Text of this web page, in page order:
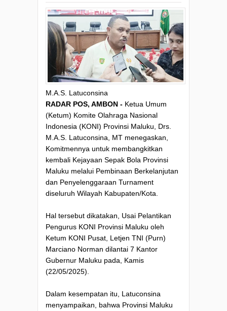
M.A.S. Latuconsina
RADAR POS, AMBON - Ketua Umum
(Ketum) Komite Olahraga Nasional
Indonesia (KONI) Provinsi Maluku, Drs.
M.A.S. Latuconsina, MT menegaskan,
Komitmennya untuk membangkitkan
kembali Kejayaan Sepak Bola Provinsi
Maluku melalui Pembinaan Berkelanjutan
dan Penyelenggaraan Turnament
diseluruh Wilayah Kabupaten/Kota.
Hal tersebut dikatakan, Usai Pelantikan
Pengurus KONI Provinsi Maluku oleh
Ketum KONI Pusat, Letjen TNI (Purn)
Marciano Norman dilantai 7 Kantor
Gubernur Maluku pada, Kamis
(22/05/2025).
Dalam kesempatan itu, Latuconsina
menyampaikan, bahwa Provinsi Maluku